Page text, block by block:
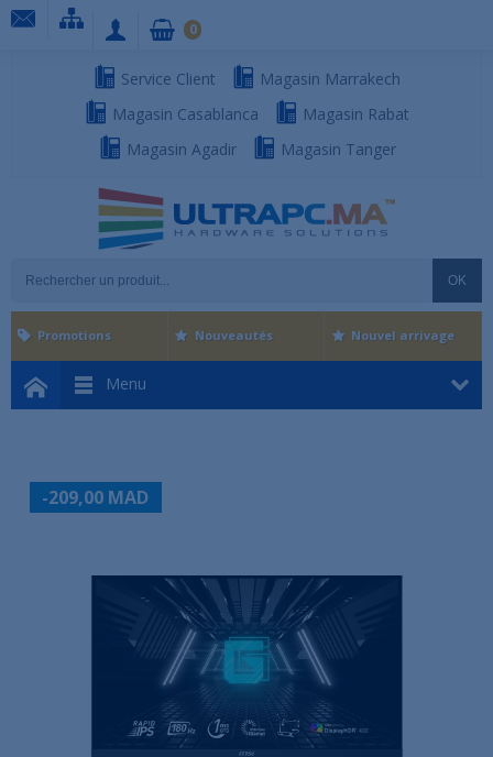
Service Client
Magasin Marrakech
Magasin Casablanca
Magasin Rabat
Magasin Agadir
Magasin Tanger
OK
0
Menu
Promotions Nouveautés Nouvel arrivage
-209,00 MAD